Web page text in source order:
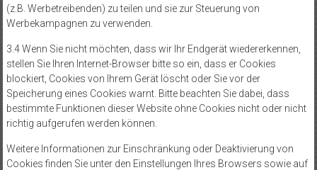
(z.B. Werbetreibenden) zu teilen und sie zur Steuerung von
Werbekampagnen zu verwenden.
3.4 Wenn Sie nicht möchten, dass wir Ihr Endgerät wiedererkennen,
stellen Sie Ihren Internet-Browser bitte so ein, dass er Cookies
blockiert, Cookies von Ihrem Gerät löscht oder Sie vor der
Speicherung eines Cookies warnt. Bitte beachten Sie dabei, dass
bestimmte Funktionen dieser Website ohne Cookies nicht oder nicht
richtig aufgerufen werden können.
Weitere Informationen zur Einschränkung oder Deaktivierung von
Cookies finden Sie unter den Einstellungen Ihres Browsers sowie auf